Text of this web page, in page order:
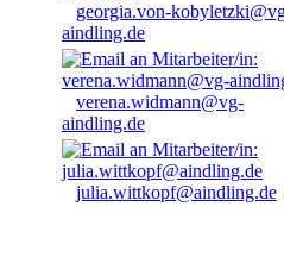
georgia.von-
aindling.de
verena.widmann@vg-
aindling.de
julia.wittkopf@aindling.de